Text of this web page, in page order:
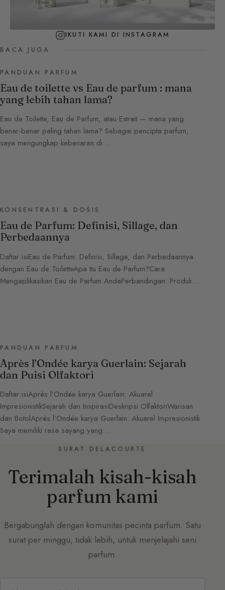
IKUTI KAMI DI INSTAGRAM
BACA JUGA
PANDUAN PARFUM
Eau de toilette vs Eau de parfum : mana
yang lebih tahan lama?
Eau de Toilette, Eau de Parfum, atau Extrait — mana yang
benar-benar paling tahan lama? Sebagai pencipta parfum,
saya mengungkap kebenaran di…
KONSENTRASI & DOSIS
Eau de Parfum: Definisi, Sillage, dan
Perbedaannya
Daftar isiEau de Parfum: Definisi, Sillage, dan Perbedaannya
dengan Eau de ToiletteApa Itu Eau de Parfum?Cara
Mengaplikasikan Eau de Parfum AndaPerbandingan: Produk…
PANDUAN PARFUM
Après l’Ondée karya Guerlain: Sejarah
dan Puisi Olfaktori
Daftar isiAprès l’Ondée karya Guerlain: Akuarel
ImpresionistikSejarah dan InspirasiDeskripsi OlfaktoriWarisan
dan BotolAprès l’Ondée karya Guerlain: Akuarel Impresionistik
Saya memiliki rasa sayang yang…
SURAT DELACOURTE
Terimalah kisah-kisah
parfum kami
Bergabunglah dengan komunitas pecinta parfum. Satu
surat per minggu, tidak lebih, untuk menjelajahi seni
parfum.